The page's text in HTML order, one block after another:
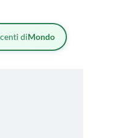
diMondo